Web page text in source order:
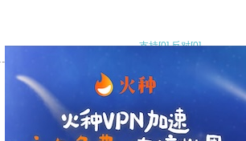
支持[0] 反对[0]
支持[0] 反对